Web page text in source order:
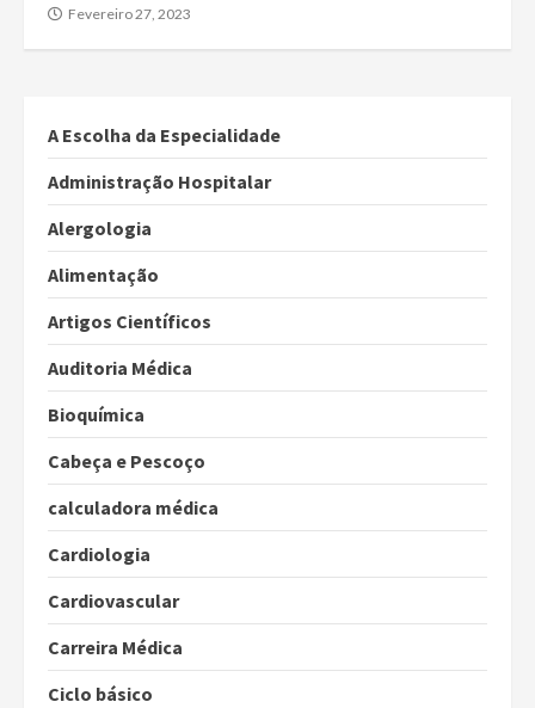
Fevereiro 27, 2023
A Escolha da Especialidade
Administração Hospitalar
Alergologia
Alimentação
Artigos Científicos
Auditoria Médica
Bioquímica
Cabeça e Pescoço
calculadora médica
Cardiologia
Cardiovascular
Carreira Médica
Ciclo básico